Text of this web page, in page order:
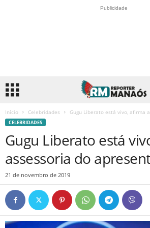
Publicidade
Início Celebridades Gugu Liberato está vivo, afirma
CELEBRIDADES
Gugu Liberato está
assessoria do
21 de novembro de 2019